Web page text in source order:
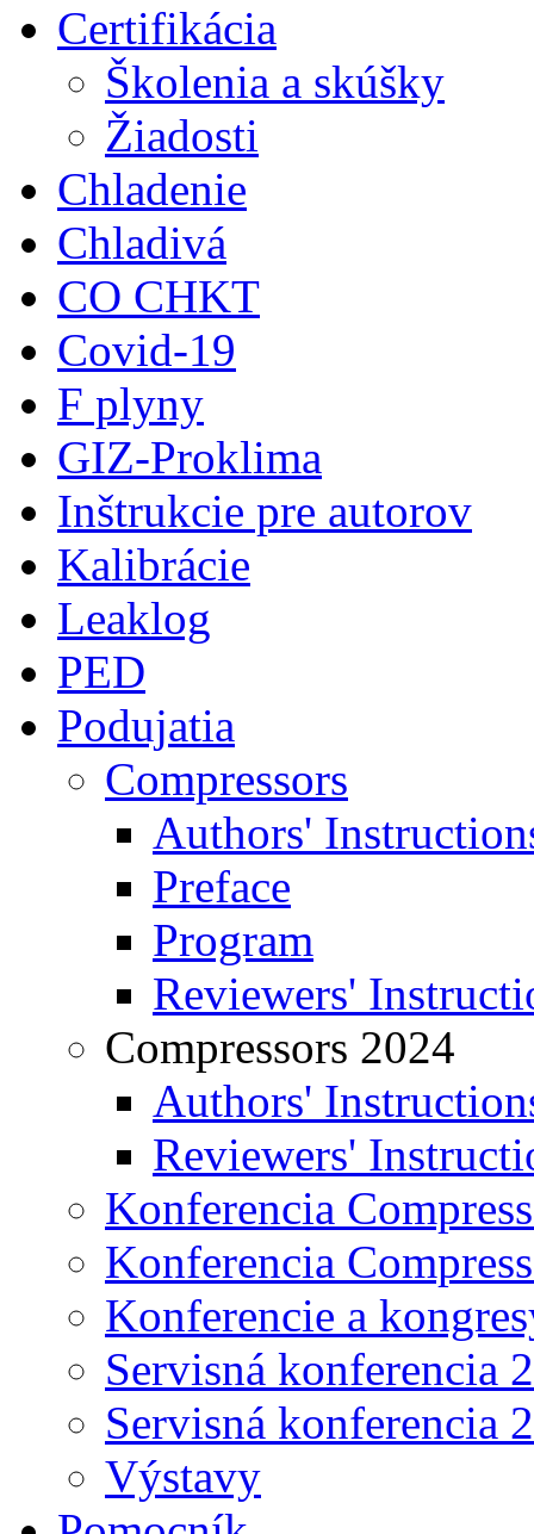
Certifikácia
Školenia a skúšky
Žiadosti
Chladenie
Chladivá
CO CHKT
Covid-19
F plyny
GIZ-Proklima
Inštrukcie pre autorov
Kalibrácie
Leaklog
PED
Podujatia
Compressors
Authors'
Preface
Program
Reviewers'
Compressors 2024
Authors'
Reviewers'
Konferencia
Konferencia
Konferencie a
Servisná konferencia
Servisná konferencia
Výstavy